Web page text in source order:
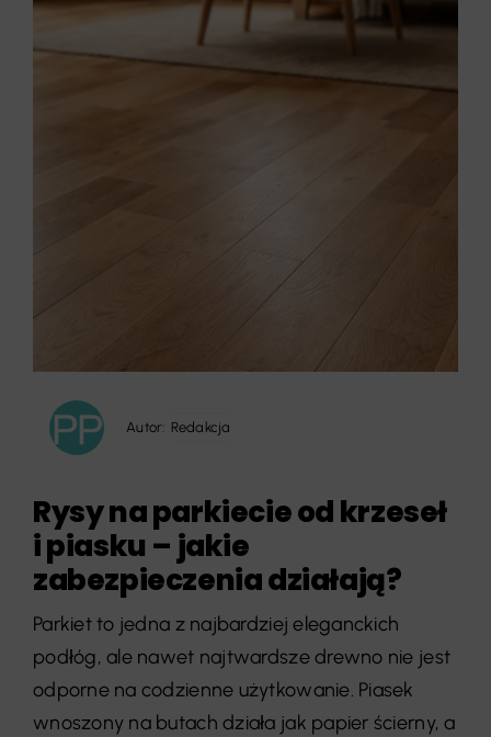
Autor: Redakcja
Rysy na parkiecie od krzeseł
i piasku – jakie
zabezpieczenia działają?
Parkiet to jedna z najbardziej eleganckich
podłóg, ale nawet najtwardsze drewno nie jest
odporne na codzienne użytkowanie. Piasek
wnoszony na butach działa jak papier ścierny, a